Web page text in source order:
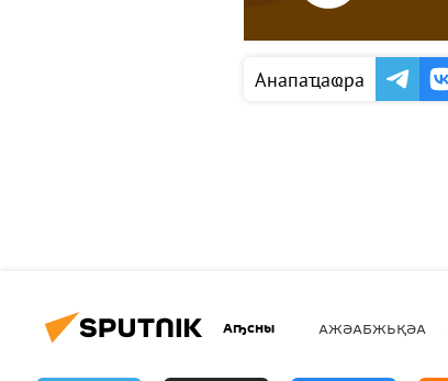
Анапаҵаҩра
Аҧсны АЖӘАБЖЬҚӘА